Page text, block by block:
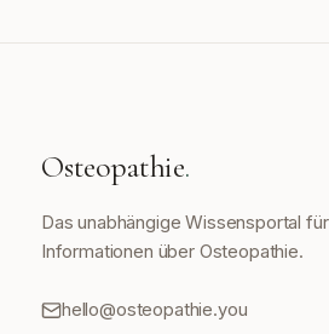
Osteopathie.
Das unabhängige Wissensportal
Informationen über Osteopathie.
hello@osteopathie.you